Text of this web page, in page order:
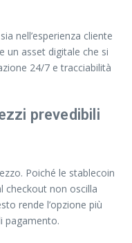
nell’esperienza cliente
un asset digitale che si
24/7 e tracciabilità
prevedibili
Poiché le stablecoin
checkout non oscilla
rende l’opzione più
pagamento.